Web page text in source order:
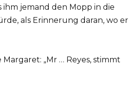
ihm jemand den Mopp in die
als Erinnerung daran, wo er
„Mr … Reyes, stimmt